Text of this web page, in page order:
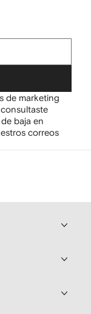
de marketing
baja en
correos